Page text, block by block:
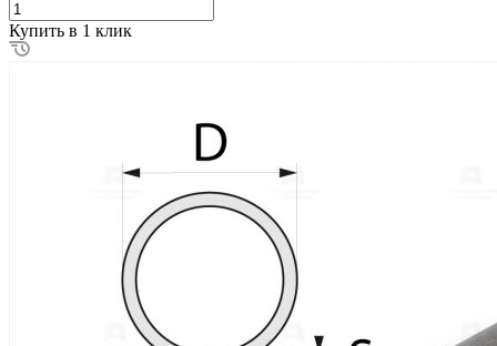
Купить в 1 клик